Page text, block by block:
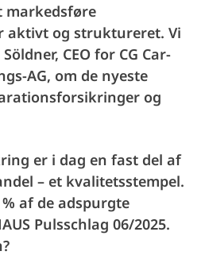
markedsføre
og struktureret. Vi
CEO for CG Car-
AG, om de nyeste
og
er i dag en fast del af
– et kvalitetsstempel.
af de adspurgte
Pulsschlag 06/2025.